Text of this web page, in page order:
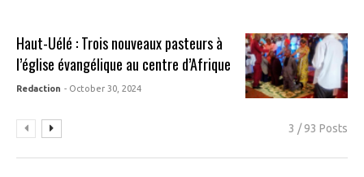
Haut-Uélé : Trois nouveaux pasteurs à
l’église évangélique au centre d’Afrique
Redaction - October 30, 2024
3 / 93 Posts